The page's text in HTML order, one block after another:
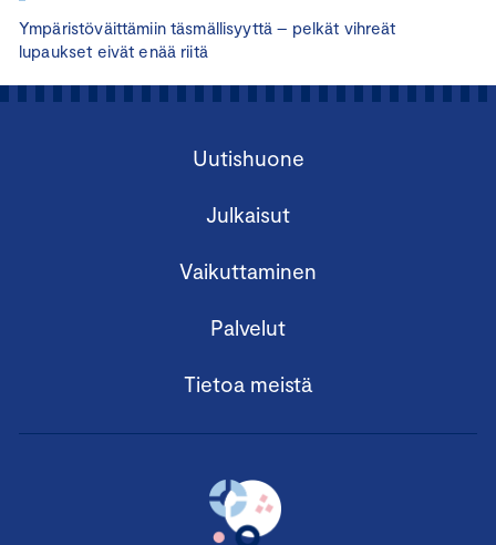
Ympäristöväittämiin täsmällisyyttä – pelkät vihreät
lupaukset eivät enää riitä
Uutishuone
Julkaisut
Vaikuttaminen
Palvelut
Tietoa meistä